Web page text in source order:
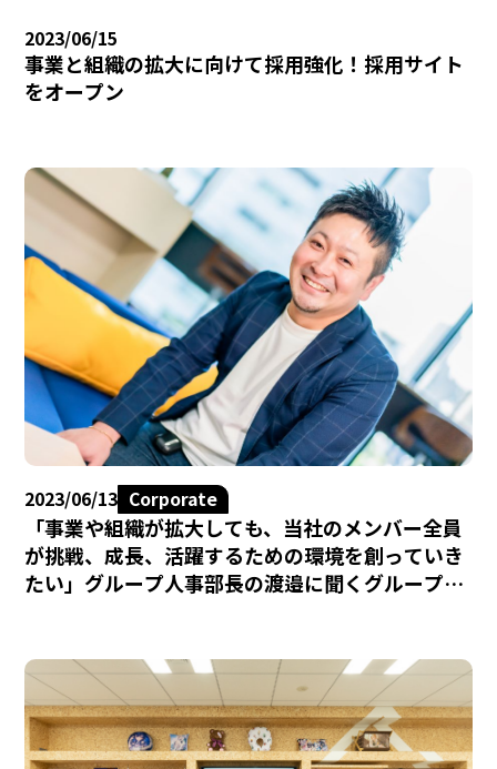
2023/06/15
事業と組織の拡大に向けて採用強化！採用サイト
をオープン
2023/06/13 Corporate
「事業や組織が拡大しても、当社のメンバー全員
が挑戦、成長、活躍するための環境を創っていき
たい」グループ人事部長の渡邉に聞くグループ人